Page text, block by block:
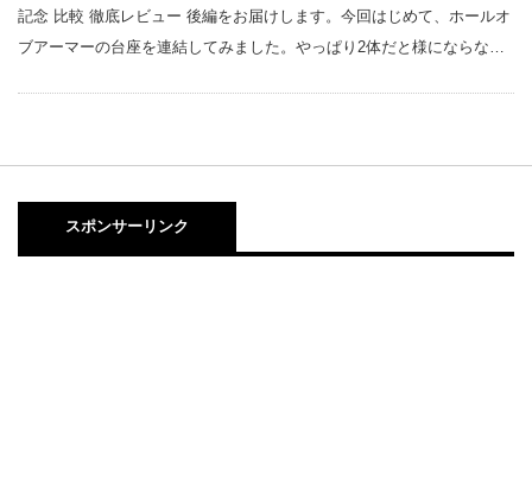
記念 比較 徹底レビュー 後編をお届けします。今回はじめて、ホールオ
ブアーマーの台座を連結してみました。やっぱり2体だと様にならな…
スポンサーリンク